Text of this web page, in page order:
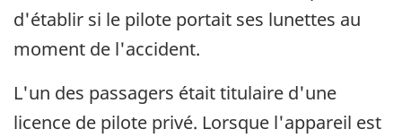
d'établir si le pilote portait ses lunettes au
moment de l'accident.
L'un des passagers était titulaire d'une
licence de pilote privé. Lorsque l'appareil est